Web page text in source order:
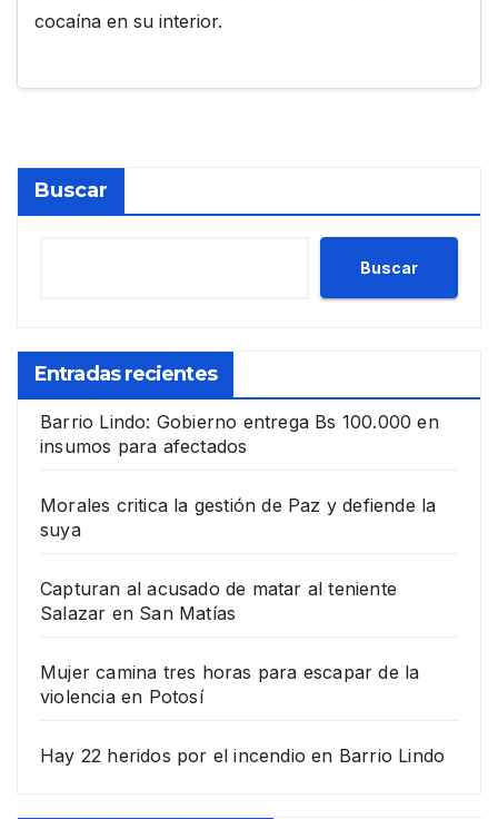
cocaína en su interior.
Buscar
Buscar
Entradas recientes
Barrio Lindo: Gobierno entrega Bs 100.000 en
insumos para afectados
Morales critica la gestión de Paz y defiende la
suya
Capturan al acusado de matar al teniente
Salazar en San Matías
Mujer camina tres horas para escapar de la
violencia en Potosí
Hay 22 heridos por el incendio en Barrio Lindo